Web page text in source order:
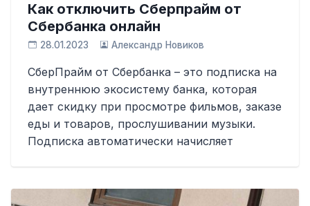
Как отключить Сберпрайм от
Сбербанка онлайн
28.01.2023 Александр Новиков
СберПрайм от Сбербанка – это подписка на
внутреннюю экосистему банка, которая
дает скидку при просмотре фильмов, заказе
еды и товаров, прослушивании музыки.
Подписка автоматически начисляет